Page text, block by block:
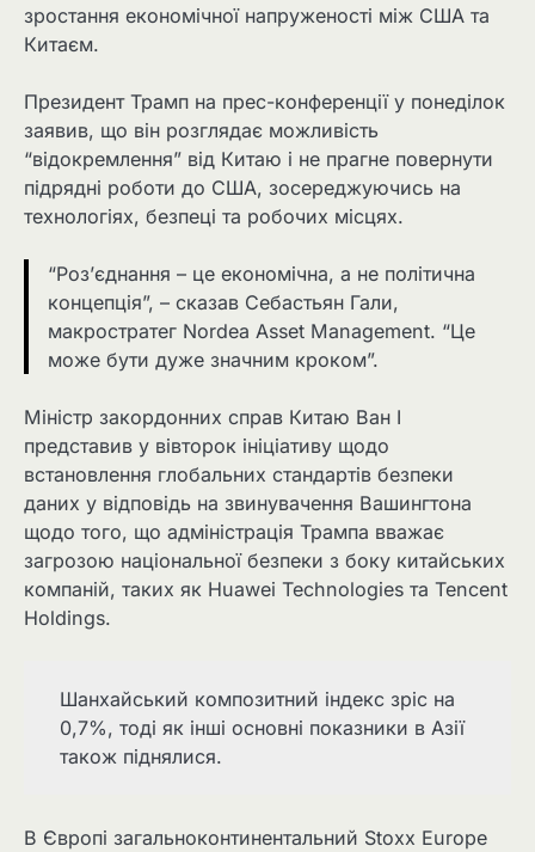
зростання економічної напруженості між США та
Китаєм.
Президент Трамп на прес-конференції у понеділок
заявив, що він розглядає можливість
“відокремлення” від Китаю і не прагне повернути
підрядні роботи до США, зосереджуючись на
технологіях, безпеці та робочих місцях.
“Роз’єднання – це економічна, а не політична
концепція”, – сказав Себастьян Гали,
макростратег Nordea Asset Management. “Це
може бути дуже значним кроком”.
Міністр закордонних справ Китаю Ван І
представив у вівторок ініціативу щодо
встановлення глобальних стандартів безпеки
даних у відповідь на звинувачення Вашингтона
щодо того, що адміністрація Трампа вважає
загрозою національної безпеки з боку китайських
компаній, таких як Huawei Technologies та Tencent
Holdings.
Шанхайський композитний індекс зріс на
0,7%, тоді як інші основні показники в Азії
також піднялися.
В Європі загальноконтинентальний Stoxx Europe